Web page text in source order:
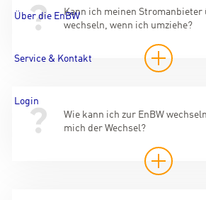
Über die EnBW
Service & Kontakt
Login
Kann ich meinen Stromanbieter
wechseln, wenn ich umziehe?
Wie kann ich zur EnBW
mich der Wechsel?